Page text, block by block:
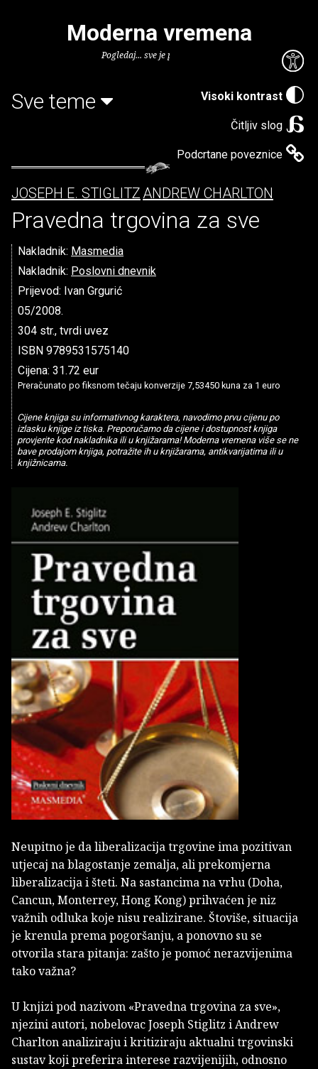
Visoki kontrast
Čitljiv slog
Podcrtane poveznice
Moderna vremena
Pogledaj... sve je puno knjiga.
Sve teme
JOSEPH E. STIGLITZ ANDREW CHARLTON
Pravedna trgovina za sve
Nakladnik: Masmedia
Nakladnik: Poslovni dnevnik
Prijevod: Ivan Grgurić
05/2008.
304 str., tvrdi uvez
ISBN 9789531575140
Cijena: 31.72 eur
Preračunato po fiksnom tečaju konverzije 7,53450 kuna za 1 euro
Cijene knjiga su informativnog karaktera, navodimo prvu cijenu po
izlasku knjige iz tiska. Preporučamo da cijene i dostupnost knjiga
provjerite kod nakladnika ili u knjižarama! Moderna vremena više se ne
bave prodajom knjiga, potražite ih u knjižarama, antikvarijatima ili u
knjižnicama.
Neupitno je da liberalizacija trgovine ima pozitivan
utjecaj na blagostanje zemalja, ali prekomjerna
liberalizacija i šteti. Na sastancima na vrhu (Doha,
Cancun, Monterrey, Hong Kong) prihvaćen je niz
važnih odluka koje nisu realizirane. Štoviše, situacija
je krenula prema pogoršanju, a ponovno su se
otvorila stara pitanja: zašto je pomoć nerazvijenima
tako važna?
U knjizi pod nazivom «Pravedna trgovina za sve»,
njezini autori, nobelovac Joseph Stiglitz i Andrew
Charlton analiziraju i kritiziraju aktualni trgovinski
sustav koji preferira interese razvijenijih, odnosno